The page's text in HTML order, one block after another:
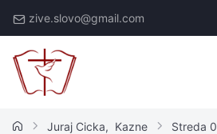
zive.slovo@gmail.com
Juraj Cicka, Kazne Streda